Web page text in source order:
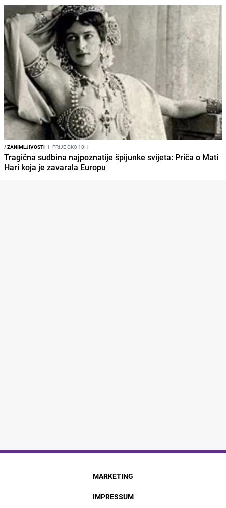
/ZANIMLJIVOSTI I PRIJE OKO 10H
Tragična sudbina najpoznatije špijunke svijeta: Priča o Mati
Hari koja je zavarala Europu
MARKETING
IMPRESSUM